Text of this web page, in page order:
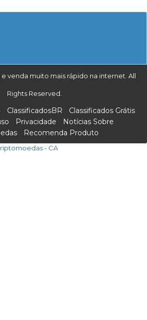
venda muito mais rápido na internet. All
Rights Reserved.
ClassificadosBR
Classificados Grátis
Privacidade
Notícias Sobre
Recomenda Produto
- CA